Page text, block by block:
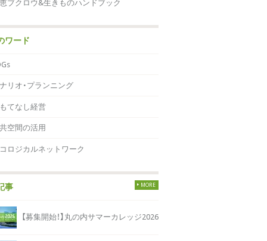
ブクロウ&生きものハンドブック
ワード
リオ・プランニング
てなし経営
空間の活用
ロジカルネットワーク
事 MORE
【募集開始！】丸の内サマーカレッジ2026